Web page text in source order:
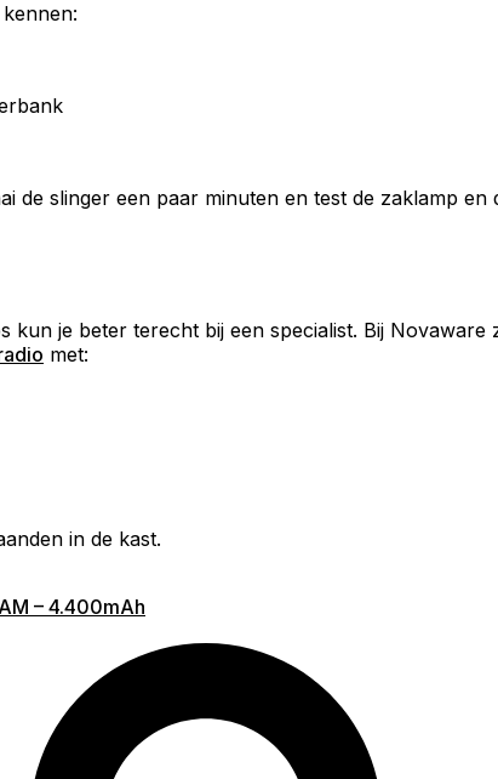
de slinger een paar minuten en test de zaklamp
je beter terecht bij een specialist. Bij
met:
in de kast.
– 4.400mAh